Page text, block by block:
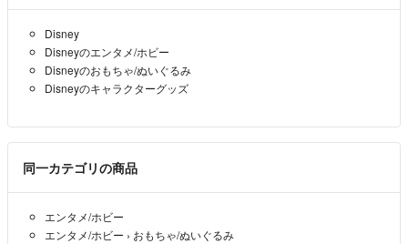
Disney
Disneyのエンタメ/ホビー
Disneyのおもちゃ/ぬいぐるみ
Disneyのキャラクターグッズ
同一カテゴリの商品
エンタメ/ホビー
エンタメ/ホビー › おもちゃ/ぬいぐるみ